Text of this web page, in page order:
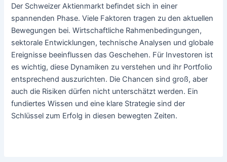
Der Schweizer Aktienmarkt befindet sich in einer
spannenden Phase. Viele Faktoren tragen zu den aktuellen
Bewegungen bei. Wirtschaftliche Rahmenbedingungen,
sektorale Entwicklungen, technische Analysen und globale
Ereignisse beeinflussen das Geschehen. Für Investoren ist
es wichtig, diese Dynamiken zu verstehen und ihr Portfolio
entsprechend auszurichten. Die Chancen sind groß, aber
auch die Risiken dürfen nicht unterschätzt werden. Ein
fundiertes Wissen und eine klare Strategie sind der
Schlüssel zum Erfolg in diesen bewegten Zeiten.